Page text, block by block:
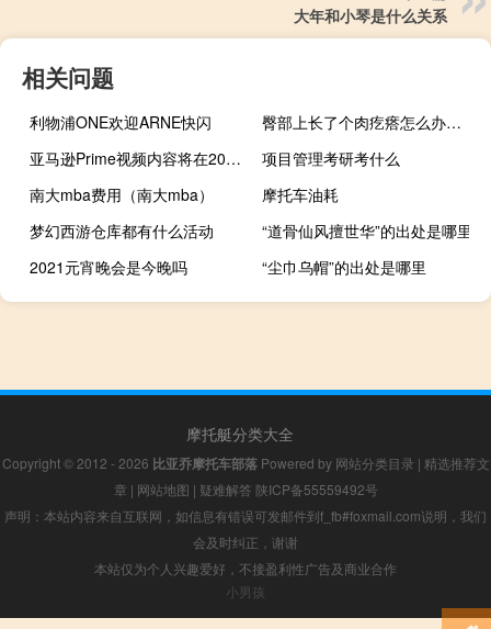
大年和小琴是什么关系
相关问题
利物浦ONE欢迎ARNE快闪
臀部上长了个肉疙瘩怎么办不疼不痒（臀部上长了个肉疙瘩怎么办）
亚马逊Prime视频内容将在2024年初加入部分广告
项目管理考研考什么
南大mba费用（南大mba）
摩托车油耗
梦幻西游仓库都有什么活动
“道骨仙风擅世华”的出处是哪里
2021元宵晚会是今晚吗
“尘巾乌帽”的出处是哪里
摩托艇分类大全
Copyright © 2012 - 2026 比亚乔摩托车部落Powered by 网站分类目录 | 精选推荐文
章 | 网站地图 | 疑难解答 陕ICP备55559492号
声明：本站内容来自互联网，如信息有错误可发邮件到f_fb#foxmail.com说明，我们
会及时纠正，谢谢
本站仅为个人兴趣爱好，不接盈利性广告及商业合作
小男孩